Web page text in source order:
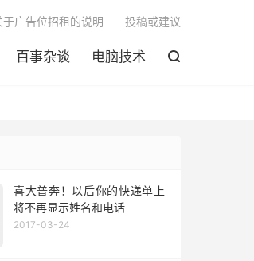
百事杂谈 电脑技术 
于广告位招租的说明 投稿或建议
喜大普奔！以后你的快递单上
将不再显示姓名和电话
2017-03-24